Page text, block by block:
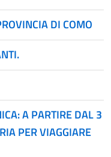
DI COMO
A PARTIRE DAL 3
PER VIAGGIARE